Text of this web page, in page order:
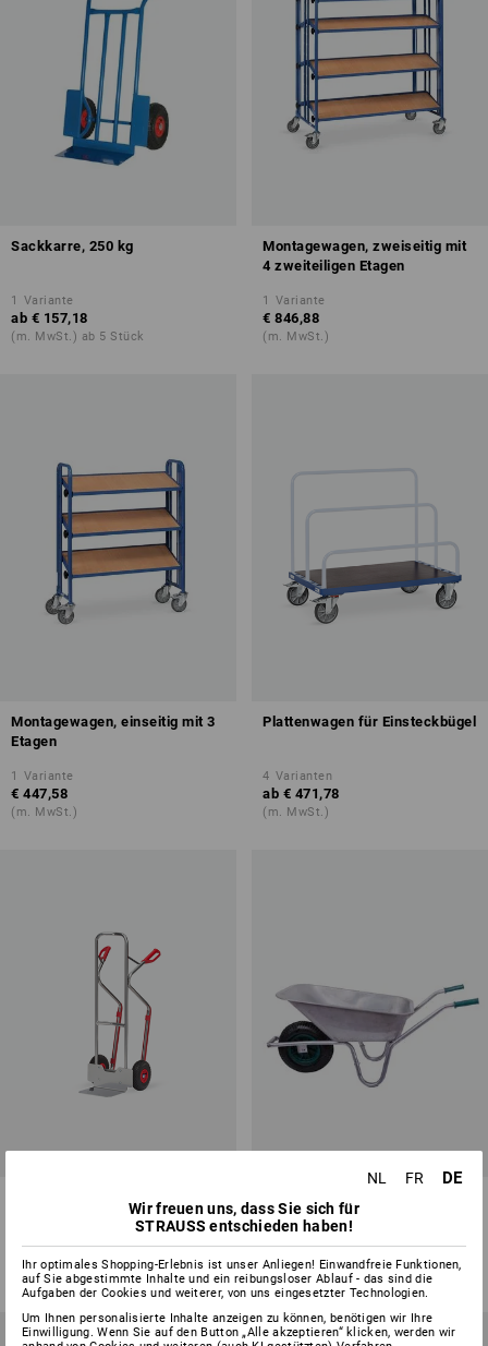
Sackkarre, 250 kg
1 Variante
ab € 157,18
(m. MwSt.) ab 5 Stück
Montagewagen, zweiseitig mit
4 zweiteiligen Etagen
1 Variante
€ 846,88
(m. MwSt.)
Montagewagen, einseitig mit 3
Etagen
1 Variante
€ 447,58
(m. MwSt.)
Plattenwagen für Einsteckbügel
4 Varianten
ab € 471,78
(m. MwSt.)
€ 266,08
(m. MwSt.) ab 5 Stück
ab
(m. MwSt.)
NL FR DE
Wir freuen uns, dass Sie sich für
STRAUSS entschieden haben!
Ihr optimales Shopping-Erlebnis ist unser Anliegen! Einwandfreie Funktionen,
auf Sie abgestimmte Inhalte und ein reibungsloser Ablauf - das sind die
Aufgaben der Cookies und weiterer, von uns eingesetzter Technologien.
Um Ihnen personalisierte Inhalte anzeigen zu können, benötigen wir Ihre
Einwilligung. Wenn Sie auf den Button „Alle akzeptieren“ klicken, werden wir